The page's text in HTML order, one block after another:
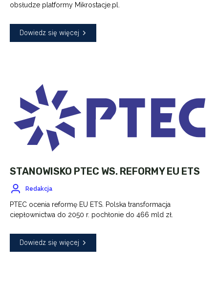
obsłudze platformy Mikrostacje.pl.
Dowiedz się więcej
STANOWISKO PTEC WS. REFORMY EU ETS
Redakcja
PTEC ocenia reformę EU ETS. Polska transformacja
ciepłownictwa do 2050 r. pochłonie do 466 mld zł.
Dowiedz się więcej